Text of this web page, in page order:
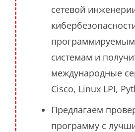
сетевой
программируемым
системам и
международные
Cisco, Linux LPI,
Предлагаем
программу с